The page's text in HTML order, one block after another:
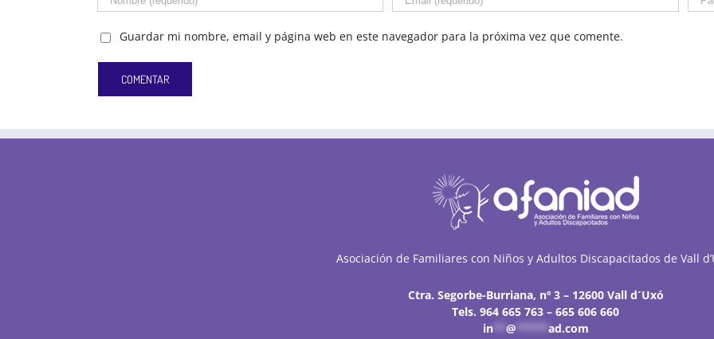
Guardar mi nombre, email y página web en este navegador para la próxima vez que comente.
Asociación de Familiares con Niños y Adultos Discapacitados de Vall
Ctra. Segorbe-Burriana, nº 3 – 12600 Vall d´Uxó
Tels. 964 665 763 – 665 606 660
in** @ ad.com